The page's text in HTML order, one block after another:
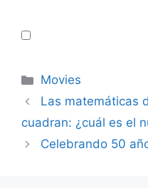
Categories
Movies
Las matemáticas
cuadran: ¿cuál es el
Celebrando 50